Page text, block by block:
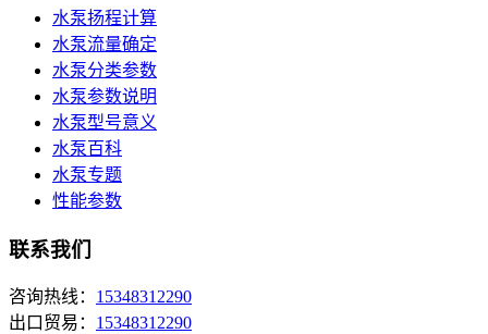
水泵扬程计算
水泵流量确定
水泵分类参数
水泵参数说明
水泵型号意义
水泵百科
水泵专题
性能参数
联系我们
咨询热线： 15348312290
出口贸易： 15348312290